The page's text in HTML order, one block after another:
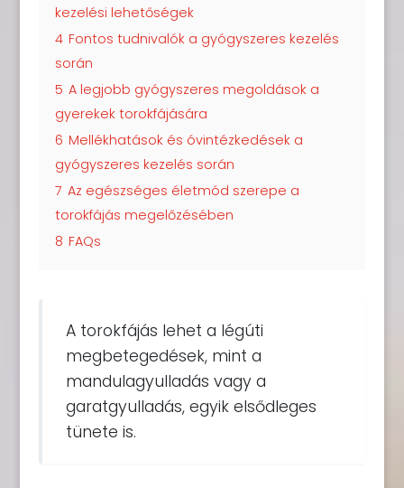
kezelési lehetőségek
4 Fontos tudnivalók a gyógyszeres kezelés
során
5 A legjobb gyógyszeres megoldások a
gyerekek torokfájására
6 Mellékhatások és óvintézkedések a
gyógyszeres kezelés során
7 Az egészséges életmód szerepe a
torokfájás megelőzésében
8 FAQs
A torokfájás lehet a légúti
megbetegedések, mint a
mandulagyulladás vagy a
garatgyulladás, egyik elsődleges
tünete is.